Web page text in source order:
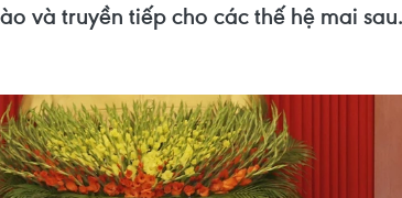
và truyền tiếp cho các thế hệ mai sau.